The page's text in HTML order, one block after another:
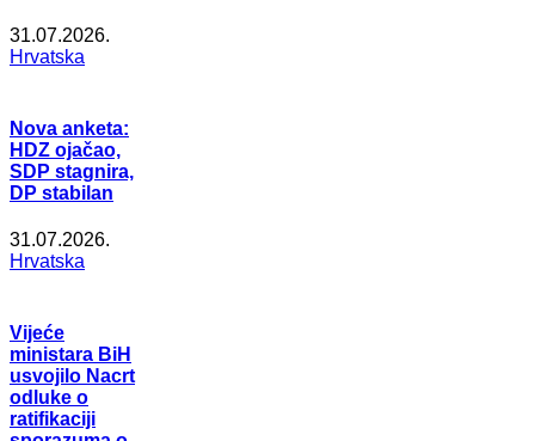
31.07.2026.
Hrvatska
Nova anketa:
HDZ ojačao,
SDP stagnira,
DP stabilan
31.07.2026.
Hrvatska
Vijeće
ministara BiH
usvojilo Nacrt
odluke o
ratifikaciji